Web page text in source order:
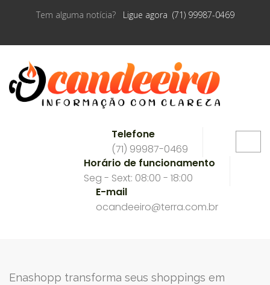
Tem alguma notícia? Ligue agora (71) 99987-0469
Telefone
(71) 99987-0469
Horário de funcionamento
Seg - Sext: 08:00 - 18:00
E-mail
ocandeeiro@terra.com.br
Enashopp transforma seus shoppings em